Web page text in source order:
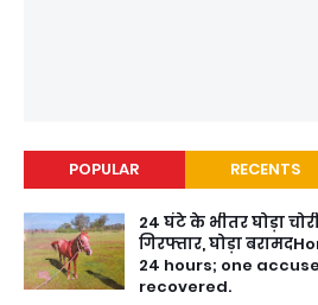
POPULAR RECENTS
24 घंटे के भीतर घोड़ा
गिरफ्तार, घोड़ा
24 hours; one
recovered.